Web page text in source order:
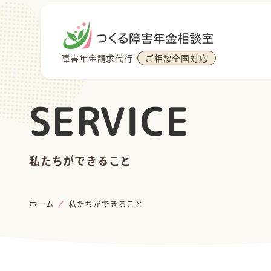
障害年金請求代行 ご相談全国対応
SERVICE
私たちができること
ホーム 私たちができること